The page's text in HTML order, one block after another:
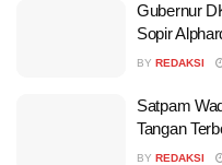
Gubernur
Sopir
BY REDAKSI
Satpam
Tangan
BY REDAKSI